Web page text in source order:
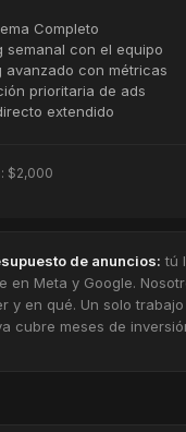
Completo
semanal con el equipo
avanzado con métricas
prioritaria de ads
extendido
$2,000
de anuncios: tú
en Meta y Google.
y en qué. Un solo
cubre meses de